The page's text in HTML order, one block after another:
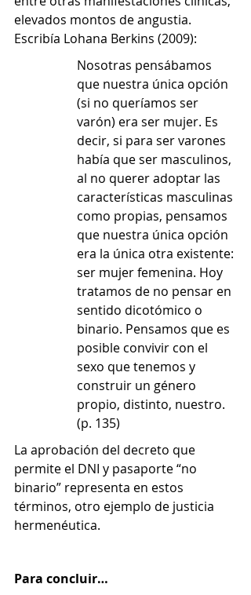
elevados montos de angustia.
Escribía Lohana Berkins (2009):
Nosotras pensábamos
que nuestra única opción
(si no queríamos ser
varón) era ser mujer. Es
decir, si para ser varones
había que ser masculinos,
al no querer adoptar las
características masculinas
como propias, pensamos
que nuestra única opción
era la única otra existente:
ser mujer femenina. Hoy
tratamos de no pensar en
sentido dicotómico o
binario. Pensamos que es
posible convivir con el
sexo que tenemos y
construir un género
propio, distinto, nuestro.
(p. 135)
La aprobación del decreto que
permite el DNI y pasaporte “no
binario” representa en estos
términos, otro ejemplo de justicia
hermenéutica.
Para concluir…